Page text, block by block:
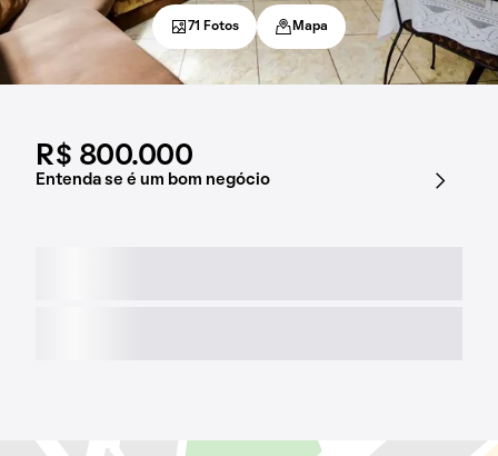
R$ 800.000
Entenda se é um bom negócio
71 Fotos Mapa